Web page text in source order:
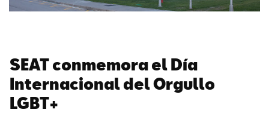
SEAT conmemora el Día
Internacional del Orgullo
LGBT+